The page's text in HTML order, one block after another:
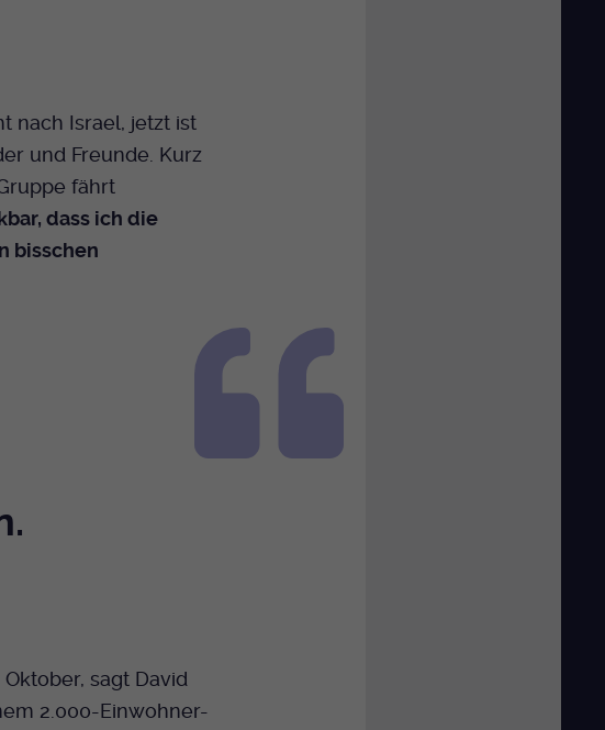
nach Israel, jetzt ist
und Freunde. Kurz
fährt
dass ich die
bisschen
sagt David
2.000-Einwohner-
wird dieser